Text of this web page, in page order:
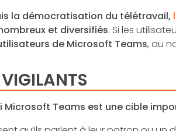
la démocratisation du télétravail,
et diversifiés. Si les
de Microsoft Teams, au
Microsoft Teams est une cible